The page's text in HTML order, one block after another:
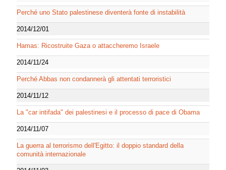
Perché uno Stato palestinese diventerà fonte di instabilità
2014/12/01
Hamas: Ricostruite Gaza o attaccheremo Israele
2014/11/24
Perché Abbas non condannerà gli attentati terroristici
2014/11/12
La "car intifada" dei palestinesi e il processo di pace di Obama
2014/11/07
La guerra al terrorismo dell'Egitto: il doppio standard della
comunità internazionale